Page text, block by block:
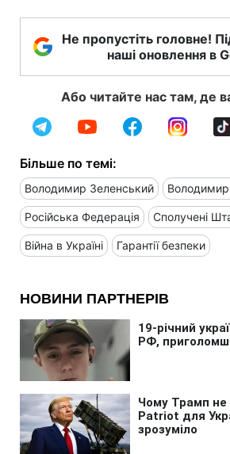
Не пропустіть головне!
наші оновлення в
Або читайте нас там, де
Більше по темі:
Володимир Зеленський Володимир
Російська Федерація Сполучені
Війна в Україні Гарантії безпеки